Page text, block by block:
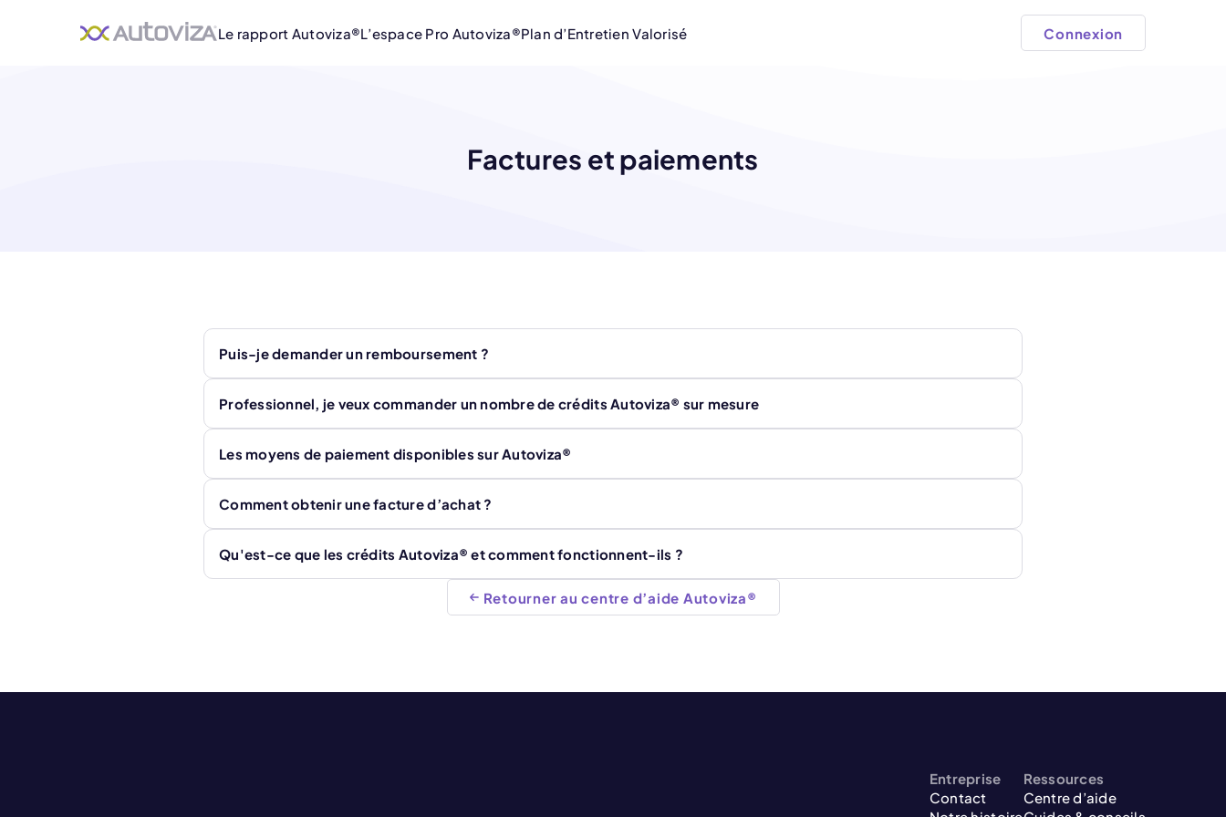
Le rapport Autoviza®L’espace Pro Autoviza®Plan d’Entretien Valorisé Connexion
Factures et paiements
Puis-je demander un remboursement ?
Professionnel, je veux commander un nombre de crédits Autoviza® sur mesure
Les moyens de paiement disponibles sur Autoviza®
Comment obtenir une facture d’achat ?
Qu'est-ce que les crédits Autoviza® et comment fonctionnent-ils ?
Retourner au centre d’aide Autoviza®
Entreprise
Contact
Ressources
Centre d’aide